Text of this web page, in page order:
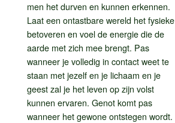
men het durven en kunnen erkennen.
Laat een ontastbare wereld het fysieke
betoveren en voel de energie die de
aarde met zich mee brengt. Pas
wanneer je volledig in contact weet te
staan met jezelf en je lichaam en je
geest zal je het leven op zijn volst
kunnen ervaren. Genot komt pas
wanneer het gewone ontstegen wordt.